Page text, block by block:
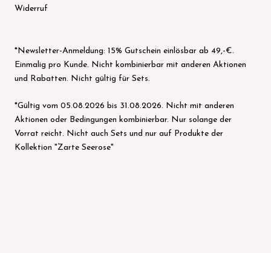
Widerruf
*Newsletter-Anmeldung: 15% Gutschein einlösbar ab 49,-€.
Einmalig pro Kunde. Nicht kombinierbar mit anderen Aktionen
und Rabatten. Nicht gültig für Sets.
*Gültig vom 05.08.2026 bis 31.08.2026. Nicht mit anderen
Aktionen oder Bedingungen kombinierbar. Nur solange der
Vorrat reicht. Nicht auch Sets und nur auf Produkte der
Kollektion "Zarte Seerose"